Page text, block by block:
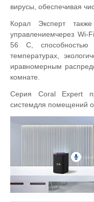
вирусы, обеспечивая
Корал Эксперт
управлениемчерез Wi-
56 C, способностью
температурах,
иравномерным
комнате.
Серия Coral Expert
системдля помещений